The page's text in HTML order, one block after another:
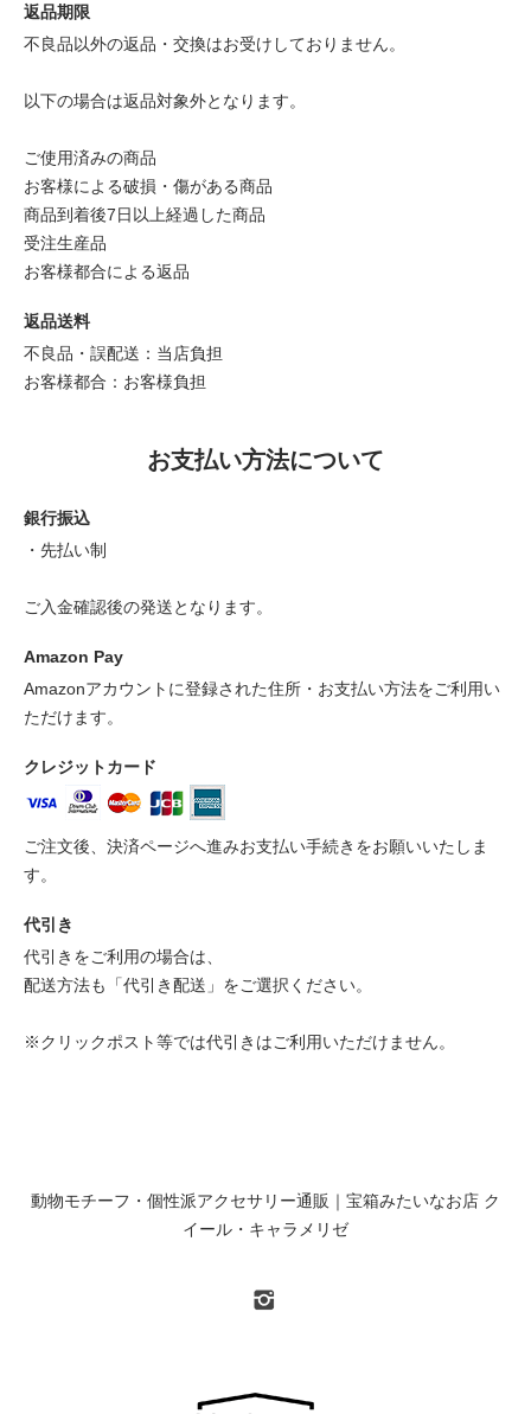
返品期限
不良品以外の返品・交換はお受けしておりません。
以下の場合は返品対象外となります。
ご使用済みの商品
お客様による破損・傷がある商品
商品到着後7日以上経過した商品
受注生産品
お客様都合による返品
返品送料
不良品・誤配送：当店負担
お客様都合：お客様負担
お支払い方法について
銀行振込
・先払い制
ご入金確認後の発送となります。
Amazon Pay
Amazonアカウントに登録された住所・お支払い方法をご利用い
ただけます。
クレジットカード
ご注文後、決済ページへ進みお支払い手続きをお願いいたしま
す。
代引き
代引きをご利用の場合は、
配送方法も「代引き配送」をご選択ください。
※クリックポスト等では代引きはご利用いただけません。
動物モチーフ・個性派アクセサリー通販｜宝箱みたいなお店 ク
イール・キャラメリゼ